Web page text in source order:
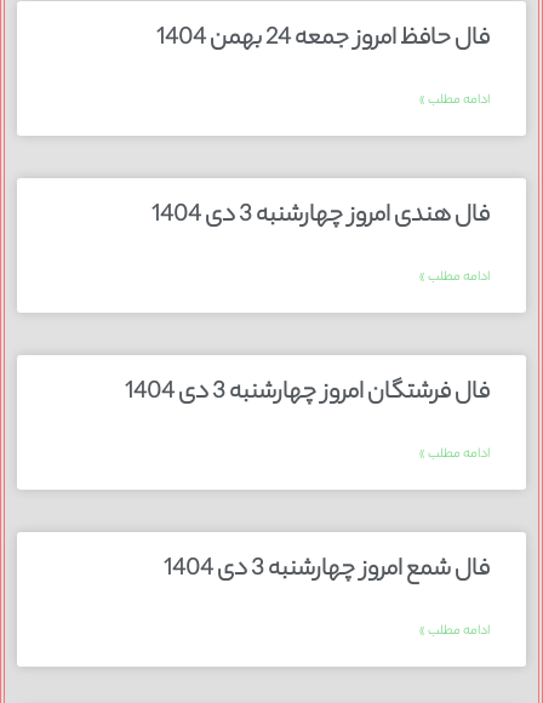
فال حافظ امروز جمعه 24 بهمن 1404
ادامه مطلب »
فال هندی امروز چهارشنبه 3 دی 1404
ادامه مطلب »
فال فرشتگان امروز چهارشنبه 3 دی 1404
ادامه مطلب »
فال شمع امروز چهارشنبه 3 دی 1404
ادامه مطلب »